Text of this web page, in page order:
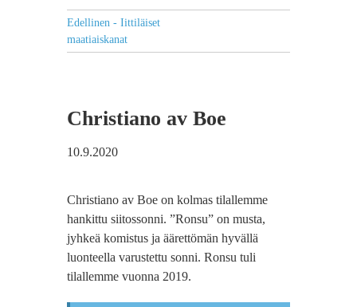
Edellinen - Iittiläiset
maatiaiskanat
Christiano av Boe
10.9.2020
Christiano av Boe on kolmas tilallemme
hankittu siitossonni. ”Ronsu” on musta,
jyhkeä komistus ja äärettömän hyvällä
luonteella varustettu sonni. Ronsu tuli
tilallemme vuonna 2019.